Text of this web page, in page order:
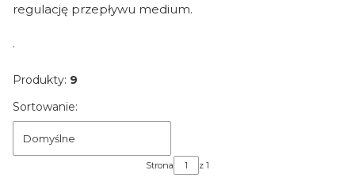
regulację przepływu medium.
.
Produkty: 9
Lista produktów
Sortowanie:
Domyślne
Strona z 1